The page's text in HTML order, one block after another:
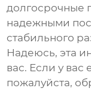
долгосрочные
надежными
стабильного
Надеюсь, эта
вас. Если у вас
пожалуйста,